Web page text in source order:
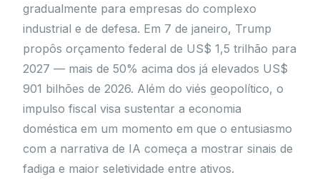
gradualmente para empresas do complexo
industrial e de defesa. Em 7 de janeiro, Trump
propôs orçamento federal de US$ 1,5 trilhão para
2027 — mais de 50% acima dos já elevados US$
901 bilhões de 2026. Além do viés geopolítico, o
impulso fiscal visa sustentar a economia
doméstica em um momento em que o entusiasmo
com a narrativa de IA começa a mostrar sinais de
fadiga e maior seletividade entre ativos.